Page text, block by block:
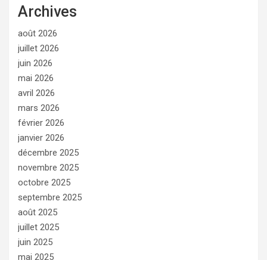
Archives
août 2026
juillet 2026
juin 2026
mai 2026
avril 2026
mars 2026
février 2026
janvier 2026
décembre 2025
novembre 2025
octobre 2025
septembre 2025
août 2025
juillet 2025
juin 2025
mai 2025